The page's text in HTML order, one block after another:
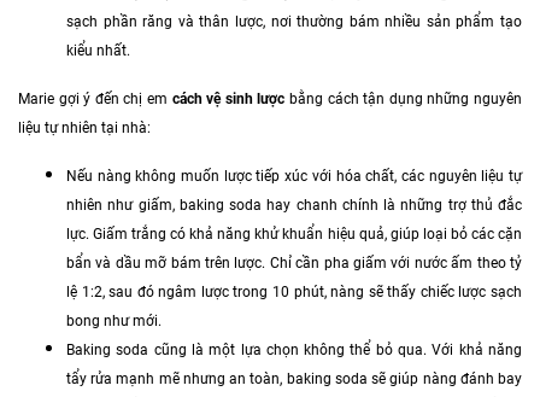
sạch phần răng và thân lược, nơi thường bám nhiều sản phẩm tạo
kiểu nhất.
Marie gợi ý đến chị em cách vệ sinh lược bằng cách tận dụng những nguyên
liệu tự nhiên tại nhà:
Nếu nàng không muốn lược tiếp xúc với hóa chất, các nguyên liệu tự
nhiên như giấm, baking soda hay chanh chính là những trợ thủ đắc
lực. Giấm trắng có khả năng khử khuẩn hiệu quả, giúp loại bỏ các cặn
bẩn và dầu mỡ bám trên lược. Chỉ cần pha giấm với nước ấm theo tỷ
lệ 1:2, sau đó ngâm lược trong 10 phút, nàng sẽ thấy chiếc lược sạch
bong như mới.
Baking soda cũng là một lựa chọn không thể bỏ qua. Với khả năng
tẩy rửa mạnh mẽ nhưng an toàn, baking soda sẽ giúp nàng đánh bay